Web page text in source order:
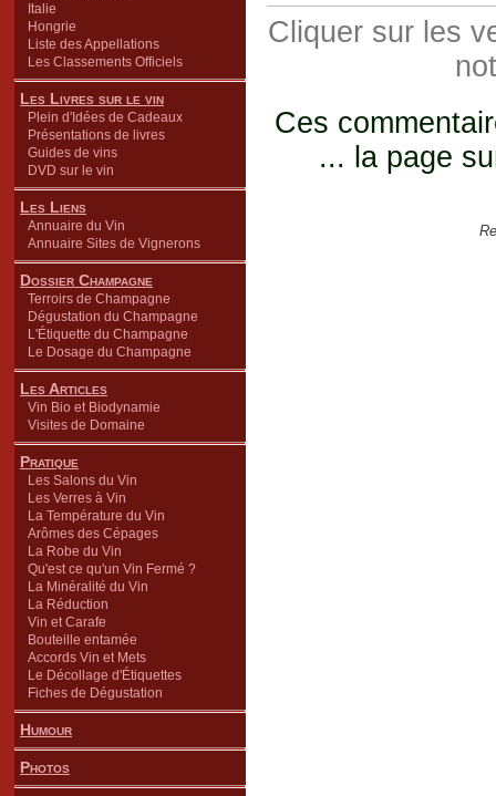
Italie
Hongrie
Liste des Appellations
Les Classements Officiels
Les Livres sur le vin
Plein d'Idées de Cadeaux
Présentations de livres
Guides de vins
DVD sur le vin
Les Liens
Annuaire du Vin
Annuaire Sites de Vignerons
Dossier Champagne
Terroirs de Champagne
Dégustation du Champagne
L'Étiquette du Champagne
Le Dosage du Champagne
Les Articles
Vin Bio et Biodynamie
Visites de Domaine
Pratique
Les Salons du Vin
Les Verres à Vin
La Température du Vin
Arômes des Cépages
La Robe du Vin
Qu'est ce qu'un Vin Fermé ?
La Minéralité du Vin
La Réduction
Vin et Carafe
Bouteille entamée
Accords Vin et Mets
Le Décollage d'Étiquettes
Fiches de Dégustation
Humour
Photos
Cliquer sur les
Ces
... la page